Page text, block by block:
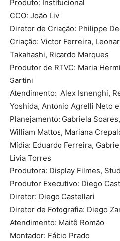
Produto: Institucional
CCO: João Livi
Diretor de Criação: Philippe
Criação: Victor Ferreira,
Takahashi, Ricardo Marques
Produtor de RTVC: Maria
Sartini
Atendimento: Alex Isnenghi,
Yoshida, Antonio Agrelli Neto
Planejamento: Gabriela
William Mattos, Mariana
Mídia: Eduardo Ferreira,
Livia Torres
Produtora: Display Filmes,
Produtor Executivo: Diego
Diretor: Diego Castellari
Diretor de Fotografia: Diego
Atendimento: Maitê Romão
Montador: Fábio Prado